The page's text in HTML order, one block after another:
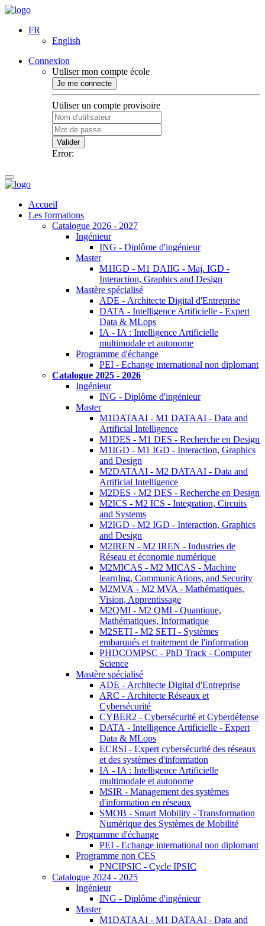
FR
English
Connexion
Utiliser mon compte école
Je me connecte
Utiliser un compte provisoire
Valider
Error:
Accueil
Les formations
Catalogue 2026 - 2027
Ingénieur
ING - Diplôme d'ingénieur
Master
M1IGD - M1 DAIIG - Maj. IGD -
Interaction, Graphics and Design
Mastère spécialisé
ADE - Architecte Digital d'Entreprise
DATA - Intelligence Artificielle - Expert
Data & MLops
IA - IA : Intelligence Artificielle
multimodale et autonome
Programme d'échange
PEI - Echange international non diplomant
Catalogue 2025 - 2026
Ingénieur
ING - Diplôme d'ingénieur
Master
M1DATAAI - M1 DATAAI - Data and
Artificial Intelligence
M1DES - M1 DES - Recherche en Design
M1IGD - M1 IGD - Interaction, Graphics
and Design
M2DATAAI - M2 DATAAI - Data and
Artificial Intelligence
M2DES - M2 DES - Recherche en Design
M2ICS - M2 ICS - Integration, Circuits
and Systems
M2IGD - M2 IGD - Interaction, Graphics
and Design
M2IREN - M2 IREN - Industries de
Réseau et économie numérique
M2MICAS - M2 MICAS - Machine
learnIng, CommunicAtions, and Security
M2MVA - M2 MVA - Mathématiques,
Vision, Apprentissage
M2QMI - M2 QMI - Quantique,
Mathématiques, Informatique
M2SETI - M2 SETI - Systèmes
embarqués et traitement de l'information
PHDCOMPSC - PhD Track - Computer
Science
Mastère spécialisé
ADE - Architecte Digital d'Entreprise
ARC - Architecte Réseaux et
Cybersécurité
CYBER2 - Cybersécurité et Cyberdéfense
DATA - Intelligence Artificielle - Expert
Data & MLops
ECRSI - Expert cybersécurité des réseaux
et des systèmes d'information
IA - IA : Intelligence Artificielle
multimodale et autonome
MSIR - Management des systèmes
d'information en réseaux
SMOB - Smart Mobility - Transformation
Numérique des Systèmes de Mobilité
Programme d'échange
PEI - Echange international non diplomant
Programme non CES
PNCIPSIC - Cycle IPSIC
Catalogue 2024 - 2025
Ingénieur
ING - Diplôme d'ingénieur
Master
M1DATAAI - M1 DATAAI - Data and